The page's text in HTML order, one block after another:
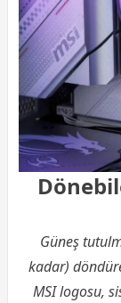
Güneş
kadar)
MSI logosu,